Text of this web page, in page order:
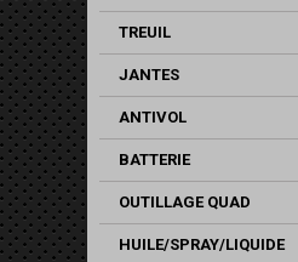
TREUIL
JANTES
ANTIVOL
BATTERIE
OUTILLAGE QUAD
HUILE/SPRAY/LIQUIDE